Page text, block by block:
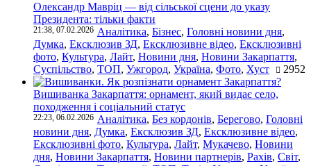
Олександр Мавріц — від сільської сцени до указу
Президента: тільки факти
21:38, 07.02.2026 Аналітика, Бізнес, Головні новини дня,
Думка, Ексклюзив ЗД, Ексклюзивне відео, Ексклюзивні
фото, Культура, Лайт, Новини дня, Новини Закарпаття,
Суспільство, ТОП, Ужгород, Україна, Фото, Хуст 2952
Вишиванка Закарпаття: орнамент, який видає село,
походження і соціальний статус
22:23, 06.02.2026 Аналітика, Без кордонів, Берегово, Головні
новини дня, Думка, Ексклюзив ЗД, Ексклюзивне відео,
Ексклюзивні фото, Культура, Лайт, Мукачево, Новини
дня, Новини Закарпаття, Новини партнерів, Рахів, Світ,